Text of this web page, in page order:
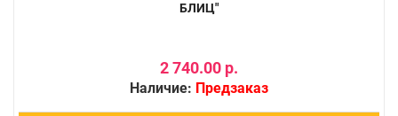
БЛИЦ"
2 740.00 р.
Наличие: Предзаказ